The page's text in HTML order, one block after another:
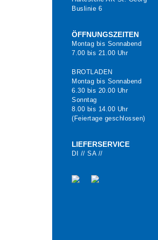
Buslinie 6
ÖFFNUNGSZEITEN
Montag bis Sonnabend
7.00 bis 21.00 Uhr
BROTLADEN
Montag bis Sonnabend
6.30 bis 20.00 Uhr
Sonntag
8.00 bis 14.00 Uhr
(Feiertage geschlossen)
LIEFERSERVICE
DI // SA //